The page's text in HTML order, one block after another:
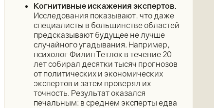
Когнитивные искажения экспертов.
Исследования показывают, что даже
специалисты в большинстве областей
предсказывают будущее не лучше
случайного угадывания. Например,
психолог Филип Тетлок в течение 20
лет собирал десятки тысяч прогнозов
от политических и экономических
экспертов и затем проверял их
точность. Результат оказался
печальным: в среднем эксперты едва